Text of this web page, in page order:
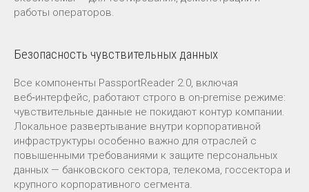
работы операторов.
Безопасность чувствительных данных
Все компоненты PassportReader 2.0, включая
веб‑интерфейс, работают строго в on-premise режиме:
чувствительные данные не покидают контур компании.
Локальное развертывание внутри корпоративной
инфраструктуры особенно важно для отраслей с
повышенными требованиями к защите персональных
данных — банковского сектора, телекома, госсектора и
крупного корпоративного сегмента.